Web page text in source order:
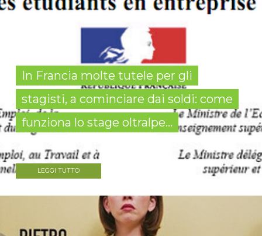
In Francia molte tutele per gli
stagisti, a cominciare dai soldi: come
funziona lo stage oltralpe...
LEGGI TUTTO